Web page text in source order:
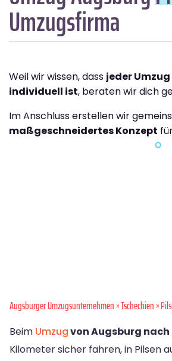
Umzugsfirma
Weil wir wissen, dass jeder
individuell ist, beraten wir dich
Im Anschluss erstellen wir
maßgeschneidertes Konzept
Augsburger Umzugsunternehmen»Tschechien»
Beim Umzugvon Augsburg nach
Kilometer sicher fahren, in Pilsen